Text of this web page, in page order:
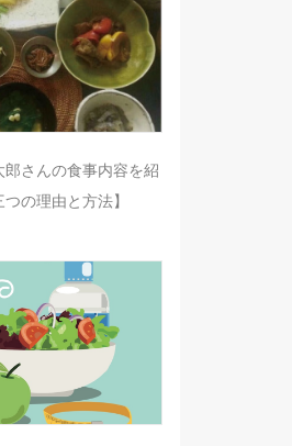
郎さんの食事内容を紹
の理由と方法】